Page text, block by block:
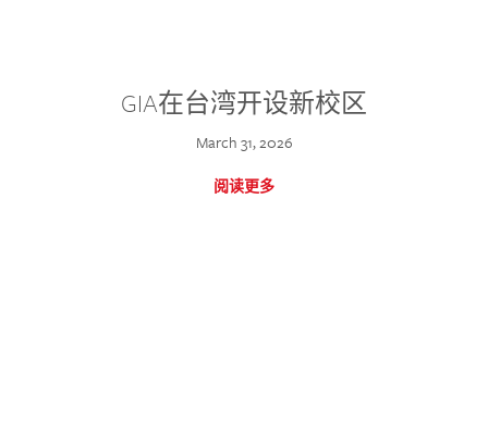
GIA在台湾开设新校区
March 31, 2026
阅读更多